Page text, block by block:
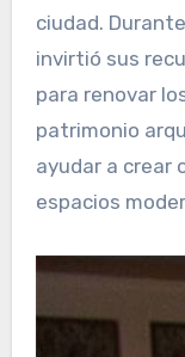
ciudad.
invirtió sus
para renovar
patrimonio
ayudar a crear
espacios